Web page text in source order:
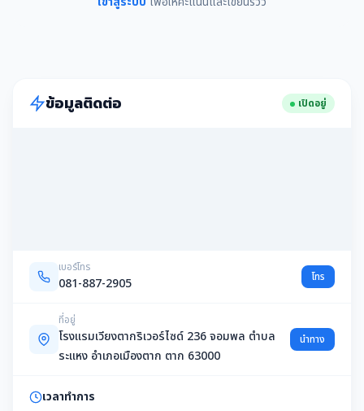
ข้อมูลติดต่อ เปิดอยู่
เบอร์โทร
081-887-2905 โทร
ที่อยู่
โรงแรมเวียงตากริเวอร์ไซด์ 236 จอมพล ตำบล
ระแหง อำเภอเมืองตาก ตาก 63000
นำทาง
เวลาทำการ